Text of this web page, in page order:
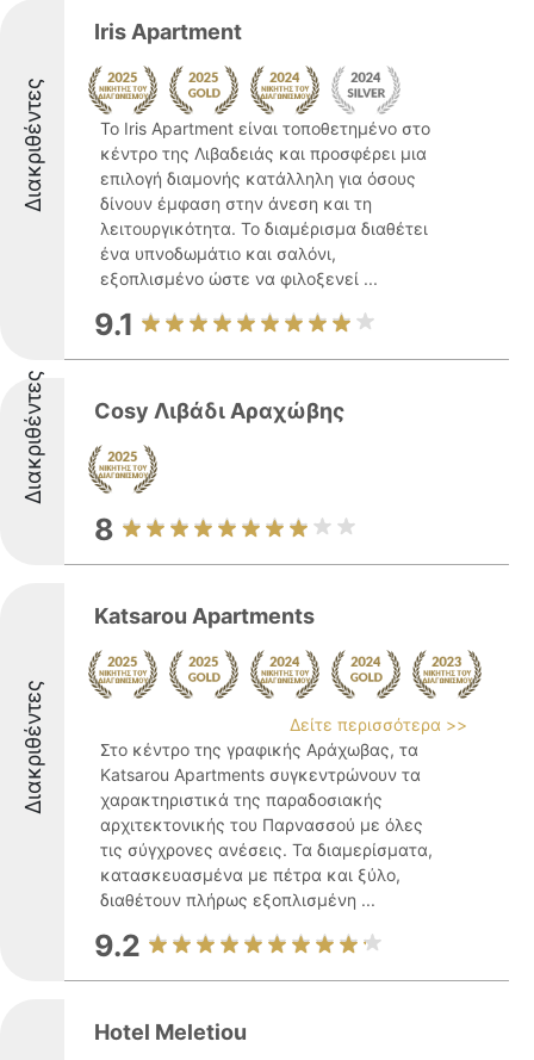
Διακριθέντες
Iris Apartment
Το Iris Apartment είναι τοποθετημένο στο
κέντρο της Λιβαδειάς και προσφέρει μια
επιλογή διαμονής κατάλληλη για όσους
δίνουν έμφαση στην άνεση και τη
λειτουργικότητα. Το διαμέρισμα διαθέτει
ένα υπνοδωμάτιο και σαλόνι,
εξοπλισμένο ώστε να φιλοξενεί ...
9.1
Διακριθέντες Cosy Λιβάδι Αραχώβης
8
Διακριθέντες
Katsarou Apartments
Δείτε περισσότερα >>
Στο κέντρο της γραφικής Αράχωβας, τα
Katsarou Apartments συγκεντρώνουν τα
χαρακτηριστικά της παραδοσιακής
αρχιτεκτονικής του Παρνασσού με όλες
τις σύγχρονες ανέσεις. Τα διαμερίσματα,
κατασκευασμένα με πέτρα και ξύλο,
διαθέτουν πλήρως εξοπλισμένη ...
9.2
Hotel Meletiou